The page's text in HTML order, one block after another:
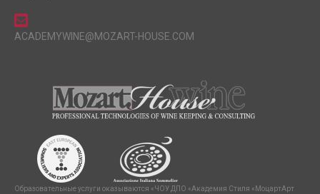
ACADEMYWINE@MOZART-HOUSE.COM
Образовательные услуги оказываются «ЧОУ ДПО «Академия Стиля «МоцартАрт